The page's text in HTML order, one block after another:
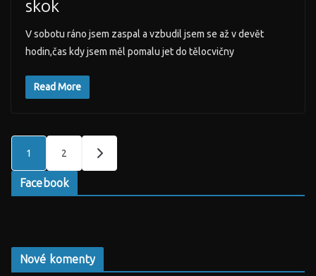
skok
V sobotu ráno jsem zaspal a vzbudil jsem se až v devět
hodin,čas kdy jsem měl pomalu jet do tělocvičny
Read More
Stránkování
příspěvků
1 2
Facebook
Nové komenty